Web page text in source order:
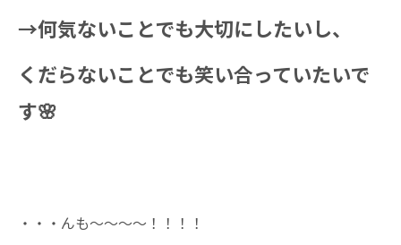
→何気ないことでも大切にしたいし、
くだらないことでも笑い合っていたいで
す🌸
・・・んも～～～～！！！！